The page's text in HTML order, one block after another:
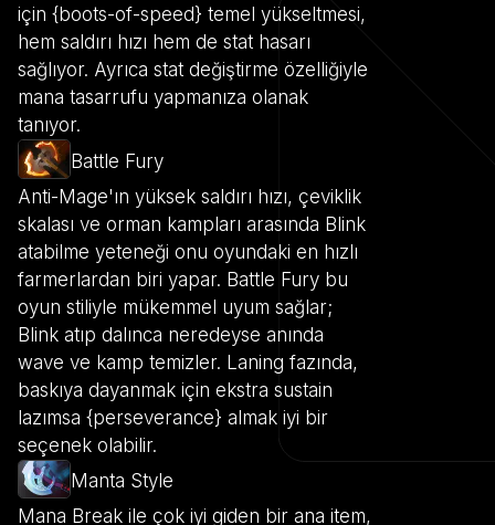
için {boots-of-speed} temel yükseltmesi,
hem saldırı hızı hem de stat hasarı
sağlıyor. Ayrıca stat değiştirme özelliğiyle
mana tasarrufu yapmanıza olanak
tanıyor.
Battle Fury
Anti-Mage'ın yüksek saldırı hızı, çeviklik
skalası ve orman kampları arasında Blink
atabilme yeteneği onu oyundaki en hızlı
farmerlardan biri yapar. Battle Fury bu
oyun stiliyle mükemmel uyum sağlar;
Blink atıp dalınca neredeyse anında
wave ve kamp temizler. Laning fazında,
baskıya dayanmak için ekstra sustain
lazımsa {perseverance} almak iyi bir
seçenek olabilir.
Manta Style
Mana Break ile çok iyi giden bir ana item,